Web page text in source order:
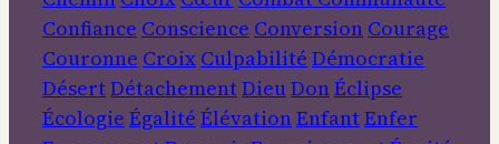
Confiance Conscience Conversion Courage
Couronne Croix Culpabilité Démocratie
DésertDétachementDieuDonÉclipse
Écologie Égalité ÉlévationEnfantEnfer